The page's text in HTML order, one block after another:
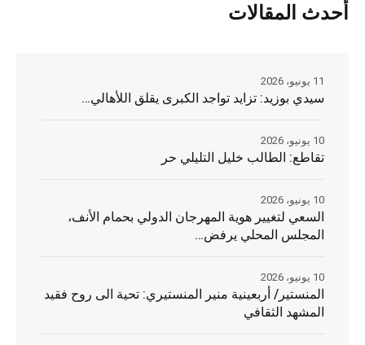
أحدث المقالات
سيدي بوزيد: تزايد تواجد الكبرى يقلق اللأهالي…
11 يونيو، 2026
تقاطع: الطالب خليل التليلي حر
10 يونيو، 2026
السعي لتغيير هوية المهرجان الدولي بحمام الأنف،
المجلس المحلي يرفض…
10 يونيو، 2026
المنستير/ أربعينية منير المنستيري: تحية الى روح فقيد
المشهد الثقافي
10 يونيو، 2026